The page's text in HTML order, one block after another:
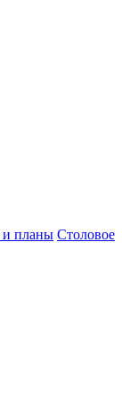
и планы Столовое